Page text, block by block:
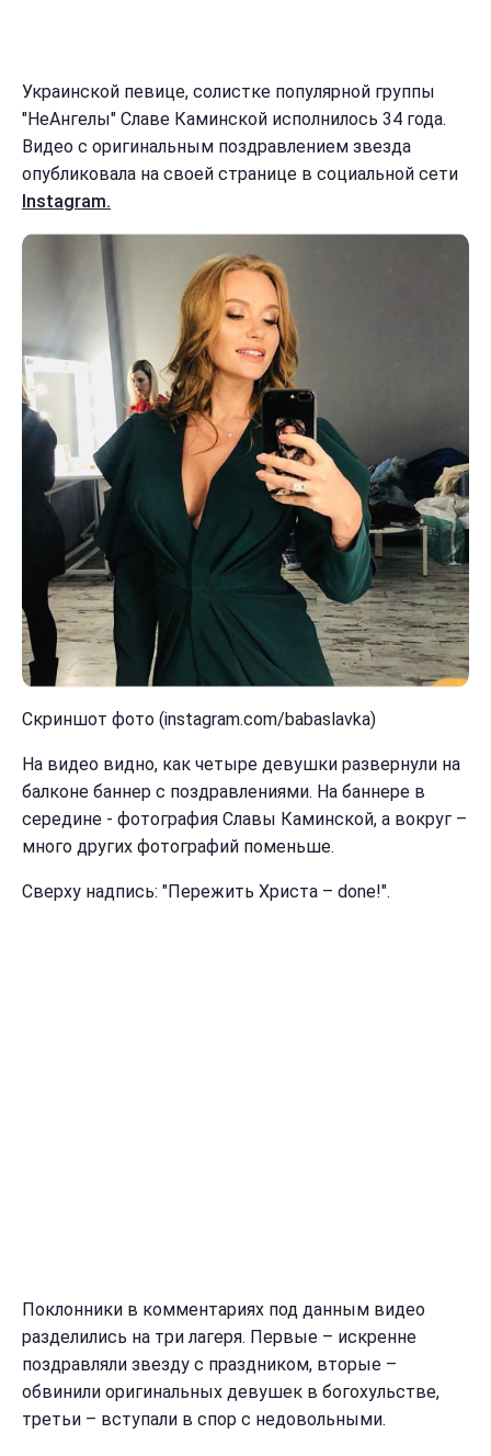
Украинской певице, солистке популярной группы
"НеАнгелы" Славе Каминской исполнилось 34 года.
Видео с оригинальным поздравлением звезда
опубликовала на своей странице в социальной сети
Instagram.
Скриншот фото (instagram.com/babaslavka)
На видео видно, как четыре девушки развернули на
балконе баннер с поздравлениями. На баннере в
середине - фотография Славы Каминской, а вокруг –
много других фотографий поменьше.
Сверху надпись: "Пережить Христа – done!".
Поклонники в комментариях под данным видео
разделились на три лагеря. Первые – искренне
поздравляли звезду с праздником, вторые –
обвинили оригинальных девушек в богохульстве,
третьи – вступали в спор с недовольными.